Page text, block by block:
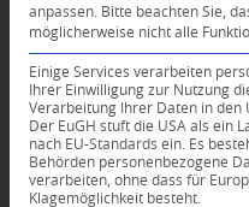
anpassen.
Bitte beachten Sie,
möglicherweise nicht alle
Einige Services verarbeiten
Ihrer Einwilligung zur Nutzung
Verarbeitung Ihrer Daten in den
Der EuGH stuft die USA als ein
nach EU-Standards ein. Es
Behörden personenbezogene
verarbeiten, ohne dass für
Klagemöglichkeit besteht.